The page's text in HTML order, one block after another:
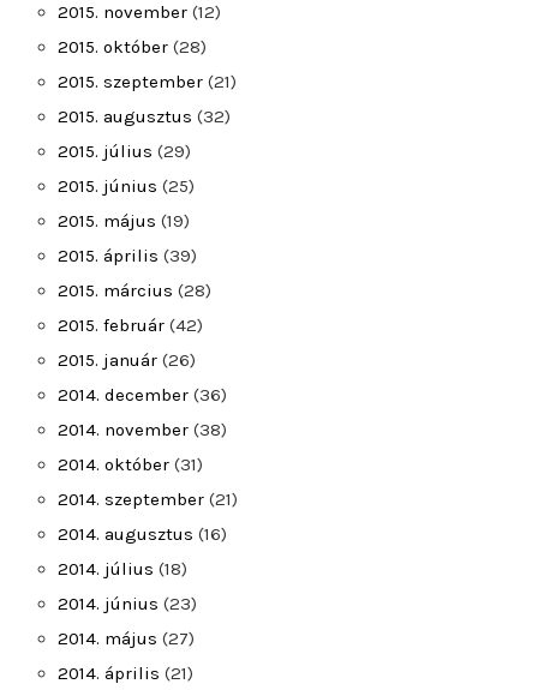
2015. november (12)
2015. október (28)
2015. szeptember (21)
2015. augusztus (32)
2015. július (29)
2015. június (25)
2015. május (19)
2015. április (39)
2015. március (28)
2015. február (42)
2015. január (26)
2014. december (36)
2014. november (38)
2014. október (31)
2014. szeptember (21)
2014. augusztus (16)
2014. július (18)
2014. június (23)
2014. május (27)
2014. április (21)